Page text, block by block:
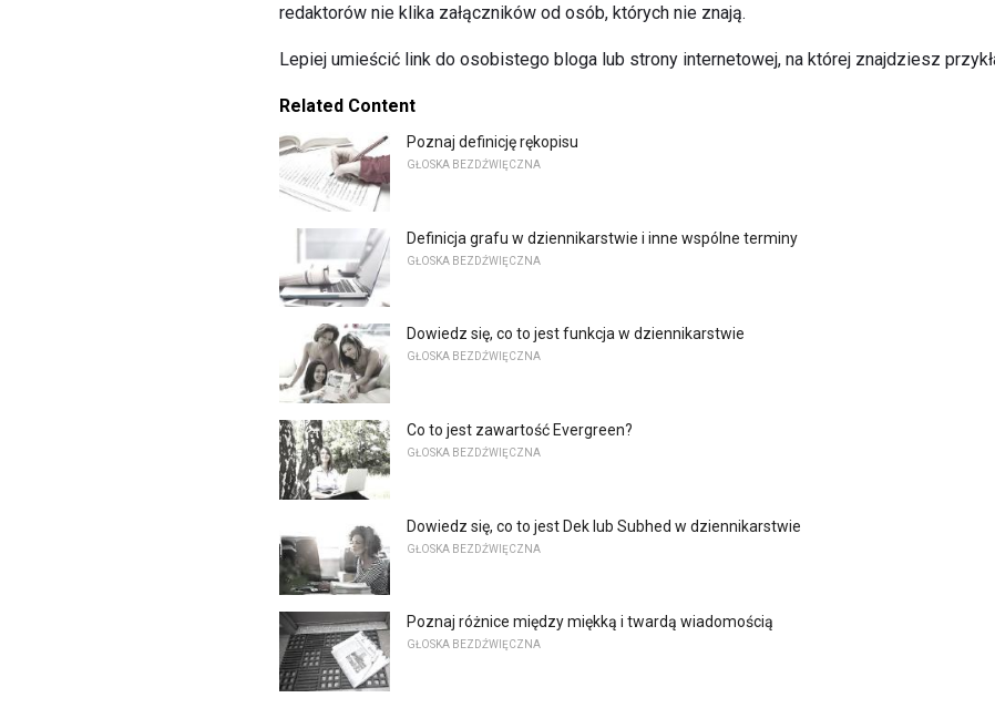
redaktorów nie klika załączników od osób, których nie znają.
Lepiej umieścić link do osobistego bloga lub strony internetowej, na której znajdziesz
Related Content
Poznaj definicję rękopisu
GŁOSKA BEZDŹWIĘCZNA
Definicja grafu w dziennikarstwie i inne wspólne terminy
GŁOSKA BEZDŹWIĘCZNA
Dowiedz się, co to jest funkcja w dziennikarstwie
GŁOSKA BEZDŹWIĘCZNA
Co to jest zawartość Evergreen?
GŁOSKA BEZDŹWIĘCZNA
Dowiedz się, co to jest Dek lub Subhed w dziennikarstwie
GŁOSKA BEZDŹWIĘCZNA
Poznaj różnice między miękką i twardą wiadomością
GŁOSKA BEZDŹWIĘCZNA